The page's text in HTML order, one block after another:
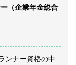
（企業年金総合
ンナー資格の中